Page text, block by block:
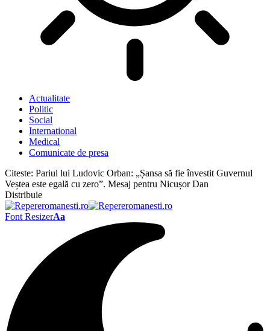
Actualitate
Politic
Social
International
Medical
Comunicate de presa
Citeste: Pariul lui Ludovic Orban: „Șansa să fie învestit Guvernul
Veștea este egală cu zero”. Mesaj pentru Nicușor Dan
Distribuie
Font ResizerAa